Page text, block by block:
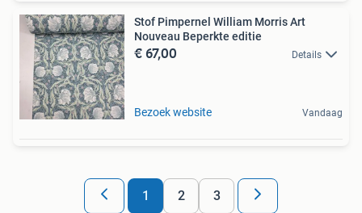
Stof Pimpernel William Morris Art
Nouveau Beperkte editie
€ 67,00 Details
Bezoek website Vandaag
1 2 3